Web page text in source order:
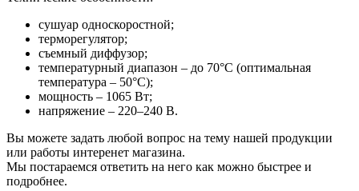
сушуар односкоростной;
терморегулятор;
съемный диффузор;
температурный диапазон – до 70°С (оптимальная
температура – 50°С);
мощность – 1065 Вт;
напряжение – 220–240 В.
Вы можете задать любой вопрос на тему нашей продукции
или работы интеренет магазина.
Мы постараемся ответить на него как можно быстрее и
подробнее.